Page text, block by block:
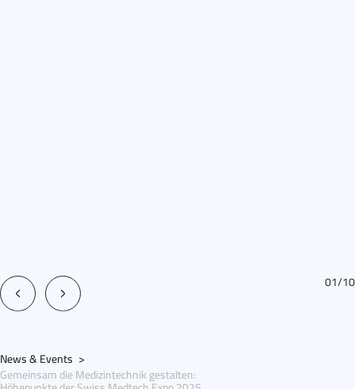
01/10
News & Events >
Gemeinsam die Medizintechnik gestalten: